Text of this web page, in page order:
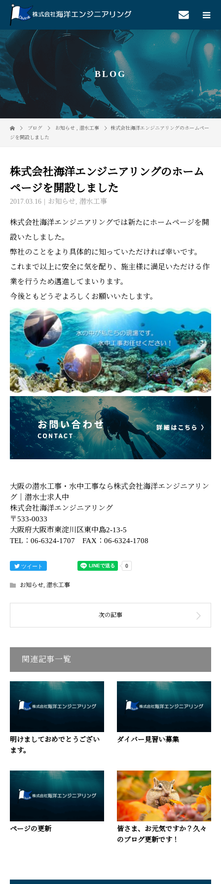
BLOG
ブログ お知らせ 潜水工事
株式会社海洋エンジニアリングのホームペー
ジを開設しました
株式会社海洋エンジニアリングのホーム
ページを開設しました
2017.03.16 お知らせ, 潜水工事
株式会社海洋エンジニアリングでは新たにホームページを開
設いたしました。
弊社のことをより具体的に知っていただければ幸いです。
これまで以上に安全に気を配り、施主様に満足いただける作
業を行うため邁進してまいります。
今後ともどうぞよろしくお願いいたします。
大阪の潜水工事・水中工事なら株式会社海洋エンジニアリン
グ｜潜水士求人中
株式会社海洋エンジニアリング
〒533-0033
大阪府大阪市東淀川区東中島2-13-5
TEL：06-6324-1707 FAX：06-6324-1708
ツイート
お知らせ, 潜水工事
関連記事一覧
明けましておめでとうござい
ます。
ダイバー見習い募集
ページの更新
皆さま、お元気ですか？久々
のブログ更新です！